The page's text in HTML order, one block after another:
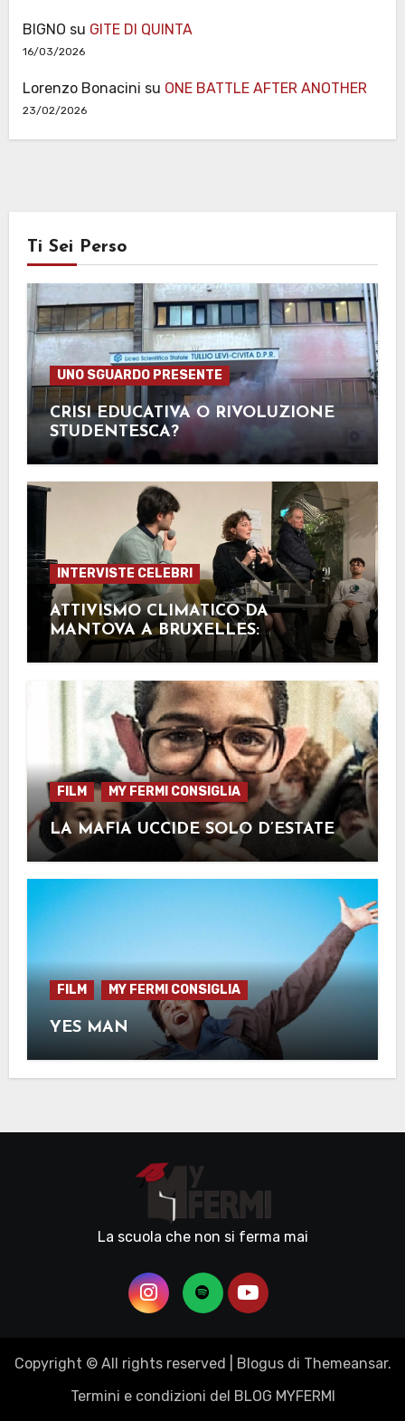
BIGNO su GITE DI QUINTA
16/03/2026
Lorenzo Bonacini su ONE BATTLE AFTER ANOTHER
23/02/2026
Ti Sei Perso
UNO SGUARDO PRESENTE
CRISI EDUCATIVA O RIVOLUZIONE
STUDENTESCA?
INTERVISTE CELEBRI
ATTIVISMO CLIMATICO DA
MANTOVA A BRUXELLES:
L’ESPERIENZA DI SOFIA PASOTTO
FILM MY FERMI CONSIGLIA
LA MAFIA UCCIDE SOLO D’ESTATE
FILM MY FERMI CONSIGLIA
YES MAN
La scuola che non si ferma mai
Copyright © All rights reserved Blogusdi Themeansar.
Termini e condizioni del BLOG MYFERMI